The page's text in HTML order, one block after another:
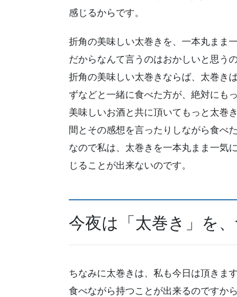
感じるからです。
折角の美味しい太巻きを、一本丸まま
だからなんて言うのはおかしいと思うの
折角の美味しい太巻きならば、太巻き
ずなどと一緒に食べた方が、絶対にも
美味しいお酒と共に頂いてもっと太巻
間とその感想を言ったりしながら食べた
なので私は、太巻きを一本丸まま一気
じることが出来ないのです。
今夜は「太巻き」を
ちなみに太巻きは、私も今日は頂きま
食べながら持つことが出来るのですから